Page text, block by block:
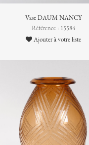
Vase DAUM NANCY
Référence : 15584
Ajouter à votre liste